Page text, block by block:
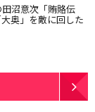
沼意次「賄賂伝
奥」を敵に回した